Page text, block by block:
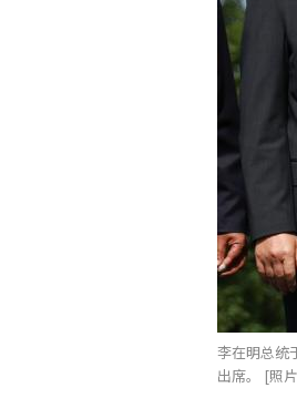
李在明总统
出席。 [照